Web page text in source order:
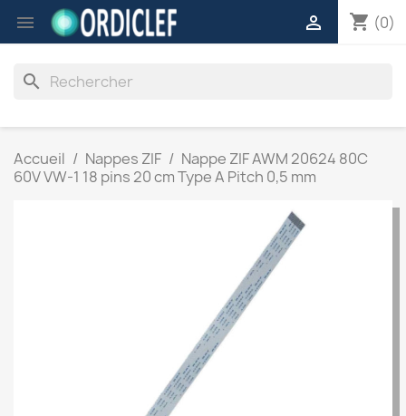
 shopping_cart (0)

search
Accueil Nappes ZIF
Nappe ZIF AWM 20624 80C
60V VW-1 18 pins 20 cm Type A Pitch 0,5 mm